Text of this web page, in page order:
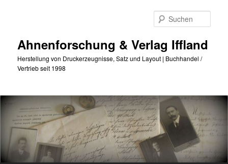
Ahnenforschung & Verlag Iffland
Herstellung von Druckerzeugnisse, Satz und Layout | Buchhandel /
Vertrieb seit 1998